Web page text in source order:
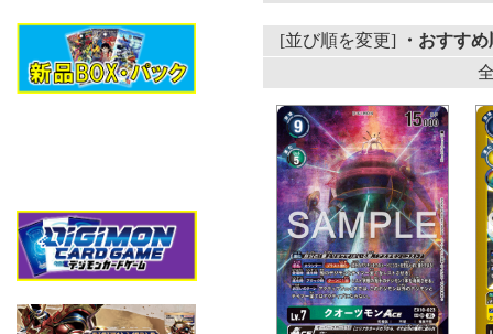
[並び順を変更]
・おすすめ